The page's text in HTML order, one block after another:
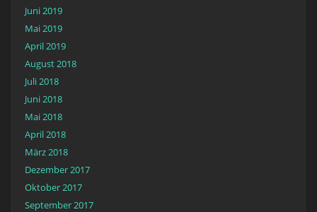
Juni 2019
Mai 2019
April 2019
August 2018
Juli 2018
Juni 2018
Mai 2018
April 2018
März 2018
Dezember 2017
Oktober 2017
September 2017